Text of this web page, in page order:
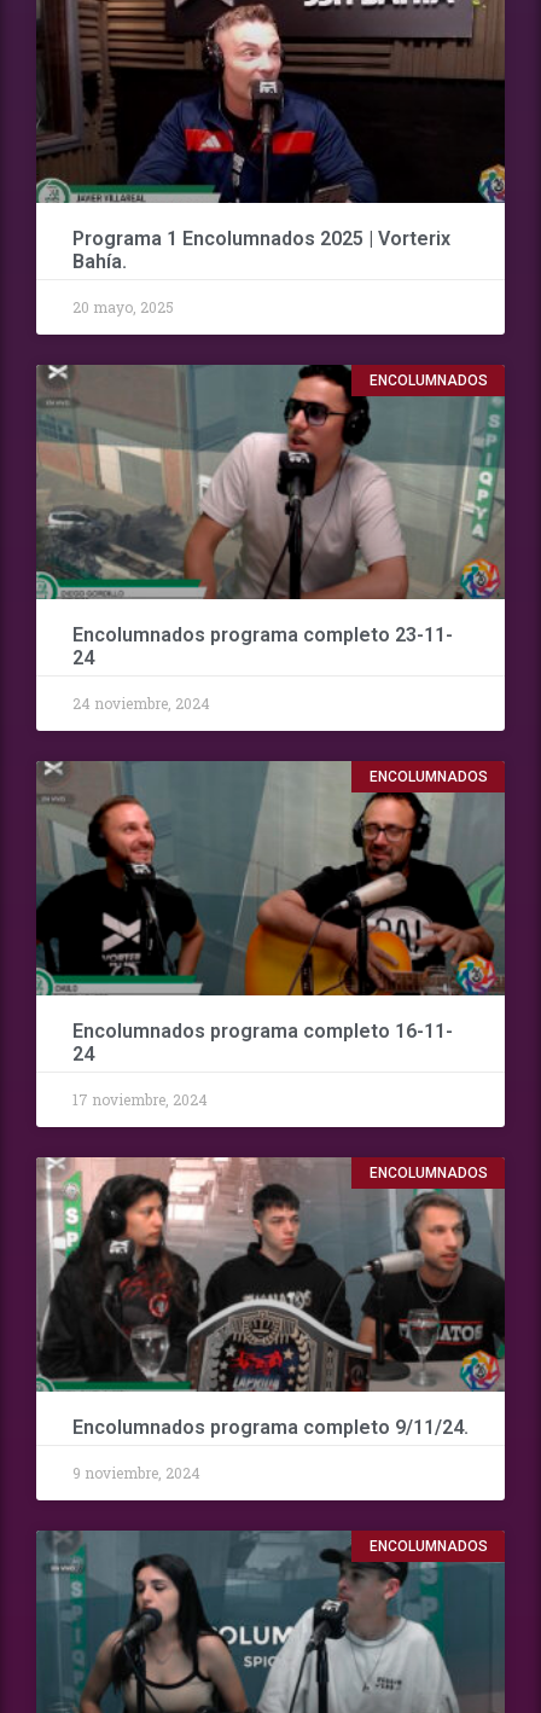
Programa 1 Encolumnados 2025 | Vorterix
Bahía.
20 mayo, 2025
ENCOLUMNADOS
Encolumnados programa completo 23-11-
24
24 noviembre, 2024
ENCOLUMNADOS
Encolumnados programa completo 16-11-
24
17 noviembre, 2024
ENCOLUMNADOS
Encolumnados programa completo 9/11/24.
9 noviembre, 2024
ENCOLUMNADOS